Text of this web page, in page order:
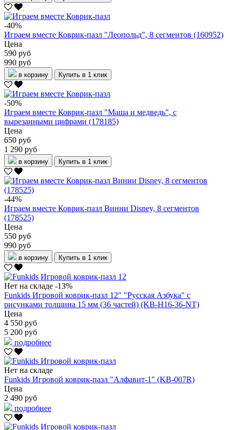
-40%
Играем вместе Коврик-пазл "Леопольд", 8 сегментов (160952)
Цена
590 руб
990 руб
в корзину Купить в 1 клик
-50%
Играем вместе Коврик-пазл "Маша и медведь", с
вырезанными цифрами (178185)
Цена
650 руб
1 290 руб
в корзину Купить в 1 клик
-44%
Играем вместе Коврик-пазл Винни Disney, 8 сегментов
(178525)
Цена
550 руб
990 руб
в корзину Купить в 1 клик
Нет на складе -13%
Funkids Игровой коврик-пазл 12" "Русская Азбука" с
рисунками толщина 15 мм (36 частей) (KB-H16-36-NT)
Цена
4 550 руб
5 200 руб
подробнее
Нет на складе
Funkids Игровой коврик-пазл "Алфавит-1" (KB-007R)
Цена
2 490 руб
подробнее